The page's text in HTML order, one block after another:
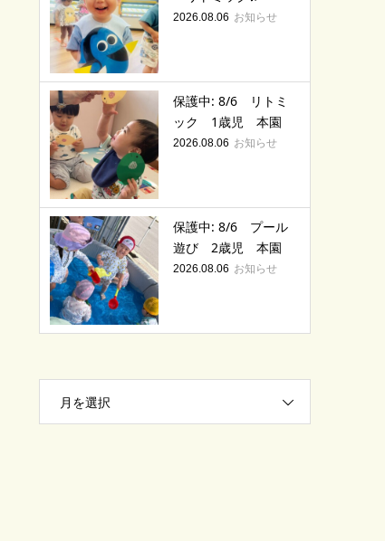
2026.08.06 お知らせ
保護中: 8/6 リトミ
ック 1歳児 本園
2026.08.06 お知らせ
保護中: 8/6 プール
遊び 2歳児 本園
2026.08.06 お知らせ
月を選択